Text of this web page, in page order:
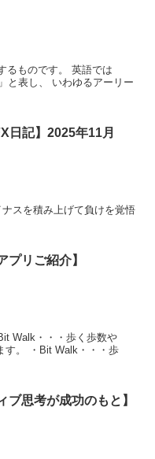
るものです。 英語では
と表し、 いわゆるアーリー
日記】2025年11月
ナスを積み上げて負けを覚悟
プリご紹介】
Walk・・・歩く歩数や
す。 ・Bit Walk・・・歩
ブ思考が成功のもと】